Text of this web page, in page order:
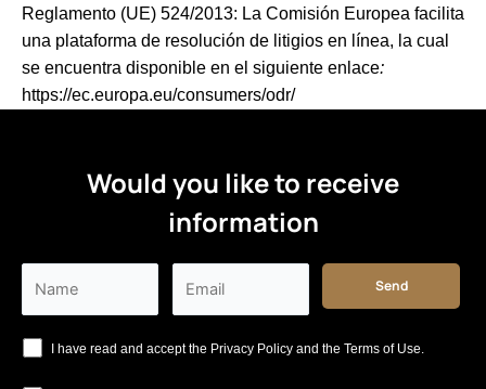
Reglamento (UE) 524/2013: La Comisión Europea facilita
una plataforma de resolución de litigios en línea, la cual
se encuentra disponible en el siguiente enlace:
https://ec.europa.eu/consumers/odr/
Would you like to receive
information
I have read and accept the Privacy Policy and the Terms of Use.